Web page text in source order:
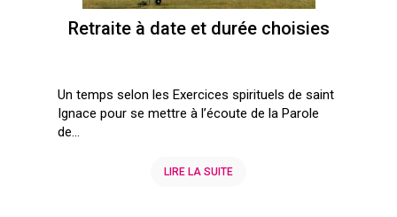
Retraite à date et durée choisies
Un temps selon les Exercices spirituels de saint
Ignace pour se mettre à l’écoute de la Parole
de...
LIRE LA SUITE